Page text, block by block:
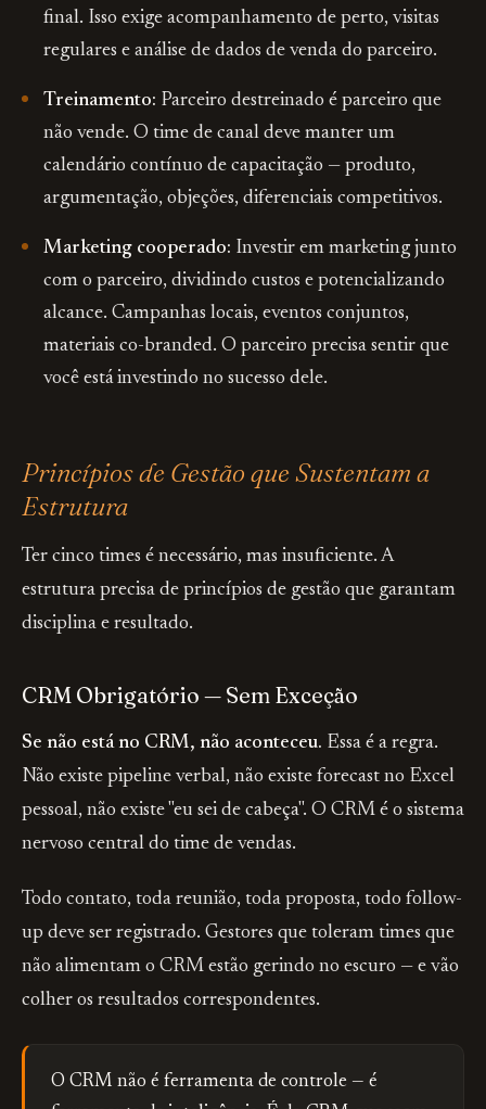
final. Isso exige acompanhamento de perto, visitas
regulares e análise de dados de venda do parceiro.
Treinamento: Parceiro destreinado é parceiro que
não vende. O time de canal deve manter um
calendário contínuo de capacitação — produto,
argumentação, objeções, diferenciais competitivos.
Marketing cooperado: Investir em marketing junto
com o parceiro, dividindo custos e potencializando
alcance. Campanhas locais, eventos conjuntos,
materiais co-branded. O parceiro precisa sentir que
você está investindo no sucesso dele.
Princípios de Gestão que Sustentam a
Estrutura
Ter cinco times é necessário, mas insuficiente. A
estrutura precisa de princípios de gestão que garantam
disciplina e resultado.
CRM Obrigatório — Sem Exceção
Se não está no CRM, não aconteceu. Essa é a regra.
Não existe pipeline verbal, não existe forecast no Excel
pessoal, não existe "eu sei de cabeça". O CRM é o sistema
nervoso central do time de vendas.
Todo contato, toda reunião, toda proposta, todo follow-
up deve ser registrado. Gestores que toleram times que
não alimentam o CRM estão gerindo no escuro — e vão
colher os resultados correspondentes.
O CRM não é ferramenta de controle — é